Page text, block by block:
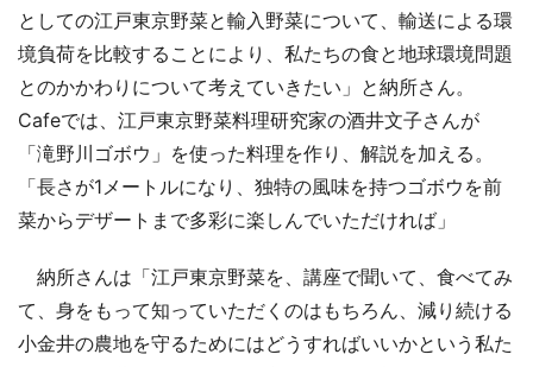
としての江戸東京野菜と輸入野菜について、輸送による環
境負荷を比較することにより、私たちの食と地球環境問題
とのかかわりについて考えていきたい」と納所さん。
Cafeでは、江戸東京野菜料理研究家の酒井文子さんが
「滝野川ゴボウ」を使った料理を作り、解説を加える。
「長さが1メートルになり、独特の風味を持つゴボウを前
菜からデザートまで多彩に楽しんでいただければ」
納所さんは「江戸東京野菜を、講座で聞いて、食べてみ
て、身をもって知っていただくのはもちろん、減り続ける
小金井の農地を守るためにはどうすればいいかという私た